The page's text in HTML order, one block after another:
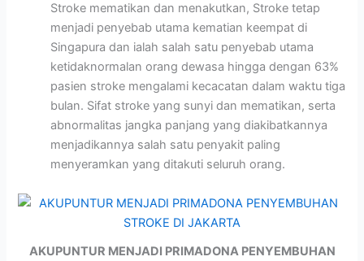
Stroke mematikan dan menakutkan, Stroke tetap
menjadi penyebab utama kematian keempat di
Singapura dan ialah salah satu penyebab utama
ketidaknormalan orang dewasa hingga dengan 63%
pasien stroke mengalami kecacatan dalam waktu tiga
bulan. Sifat stroke yang sunyi dan mematikan, serta
abnormalitas jangka panjang yang diakibatkannya
menjadikannya salah satu penyakit paling
menyeramkan yang ditakuti seluruh orang.
AKUPUNTUR MENJADI PRIMADONA PENYEMBUHAN